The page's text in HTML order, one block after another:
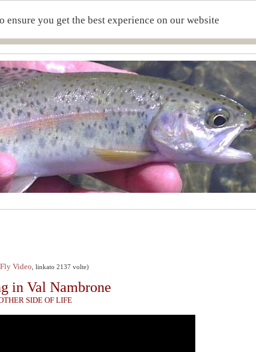
ensure you get the best experience on our website
Video , linkato 2137 volte)
in Val Nambrone
SIDE OF LIFE